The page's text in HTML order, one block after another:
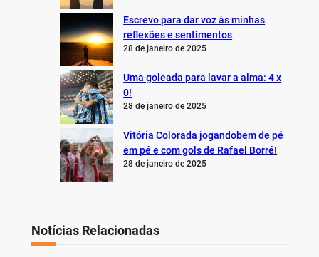
Escrevo para dar voz às minhas
reflexões e sentimentos
28 de janeiro de 2025
Uma goleada para lavar a alma: 4 x
0!
28 de janeiro de 2025
Vitória Colorada jogandobem de pé
em pé e com gols de Rafael Borré!
28 de janeiro de 2025
Notícias Relacionadas